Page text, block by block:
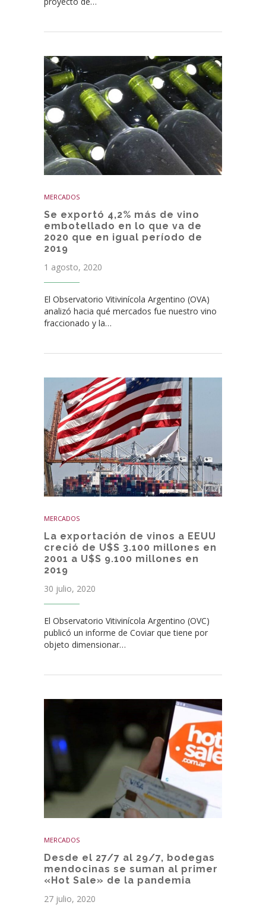
MERCADOS
Se exportó 4,2% más de vino
embotellado en lo que va de
2020 que en igual período de
2019
1 agosto, 2020
El Observatorio Vitivinícola Argentino (OVA)
analizó hacia qué mercados fue nuestro vino
fraccionado y la…
MERCADOS
La exportación de vinos a EEUU
creció de U$S 3.100 millones en
2001 a U$S 9.100 millones en
2019
30 julio, 2020
El Observatorio Vitivinícola Argentino (OVC)
publicó un informe de Coviar que tiene por
objeto dimensionar…
MERCADOS
Desde el 27/7 al 29/7, bodegas
mendocinas se suman al primer
«Hot Sale» de la pandemia
27 julio, 2020